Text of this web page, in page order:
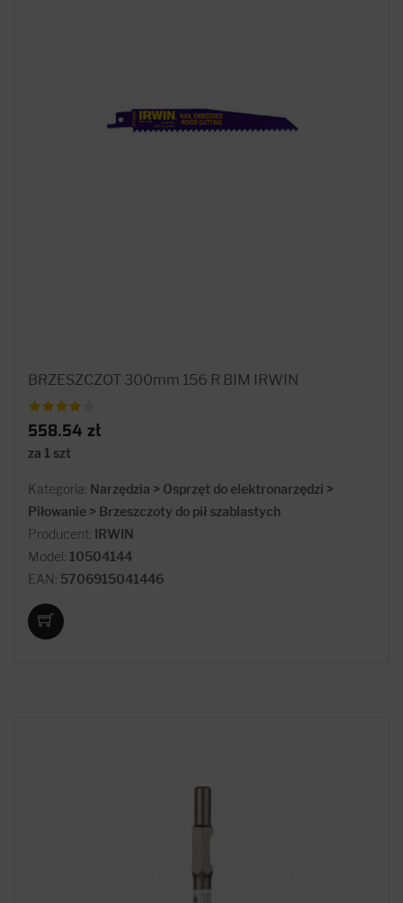
BRZESZCZOT 300mm 156 R BIM IRWIN
558.54 zł
za 1 szt
Kategoria: Narzędzia > Osprzęt do elektronarzędzi >
Piłowanie > Brzeszczoty do pił szablastych
Producent: IRWIN
Model: 10504144
EAN: 5706915041446